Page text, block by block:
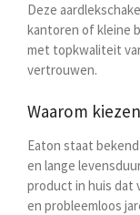
Deze
kantoren of kleine
met topkwaliteit
vertrouwen.
Waarom
Eaton staat
en lange
product in huis dat
en probleemloos